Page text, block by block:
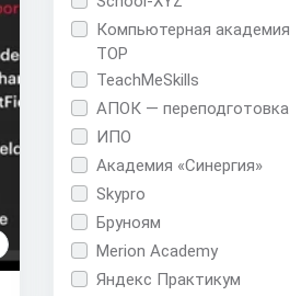
Компьютерная академия
TOP
TeachMeSkills
АПОК — переподготовка
ИПО
Академия «Синергия»
Skypro
Бруноям
Merion Academy
Яндекс Практикум